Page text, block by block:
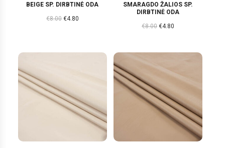
BEIGE SP. DIRBTINĖ ODA
€8.00 €4.80
SMARAGDO ŽALIOS SP.
DIRBTINĖ ODA
€8.00 €4.80